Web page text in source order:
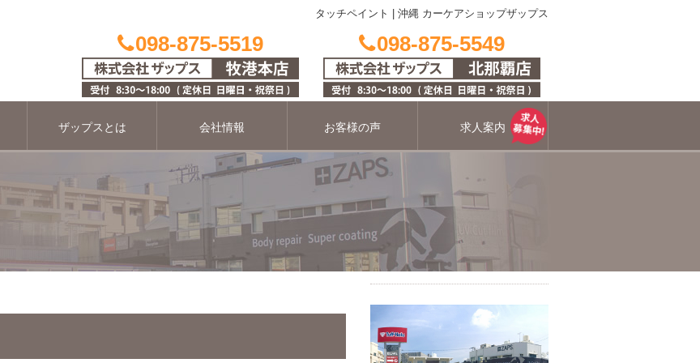
タッチペイント 沖縄 カーケアショップザップス
098-875-5519 098-875-5549
ザップスとは 会社情報 お客様の声 求人案内